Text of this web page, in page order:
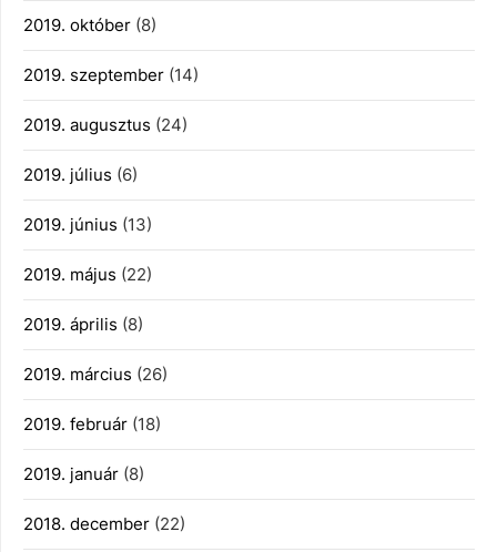
2019. október (8)
2019. szeptember (14)
2019. augusztus (24)
2019. július (6)
2019. június (13)
2019. május (22)
2019. április (8)
2019. március (26)
2019. február (18)
2019. január (8)
2018. december (22)